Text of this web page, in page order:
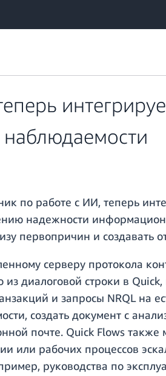
по работе с ИИ, теперь
надежности
первопричин и
серверу протокола
диалоговой строки в
и запросы NRQL на
создать документ с
почте. Quick Flows
или рабочих процессов
руководства по